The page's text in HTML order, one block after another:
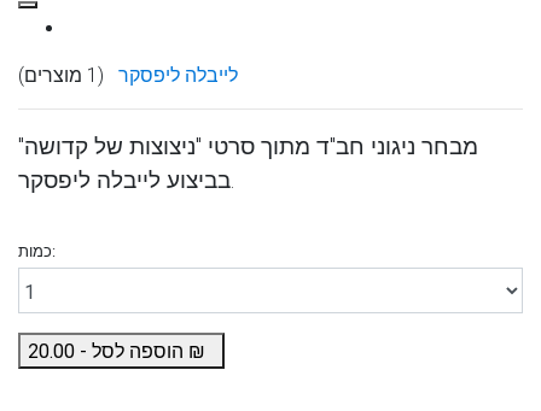
לייבלה ליפסקר (1 מוצרים)
מבחר ניגוני חב"ד מתוך סרטי "ניצוצות של קדושה"
בביצוע לייבלה ליפסקר.
כמות:
הוספה לסל - 20.00